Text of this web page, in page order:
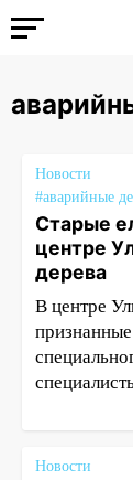
Новости
#аварийные
Старые
центре
дерева
В центре
Новости